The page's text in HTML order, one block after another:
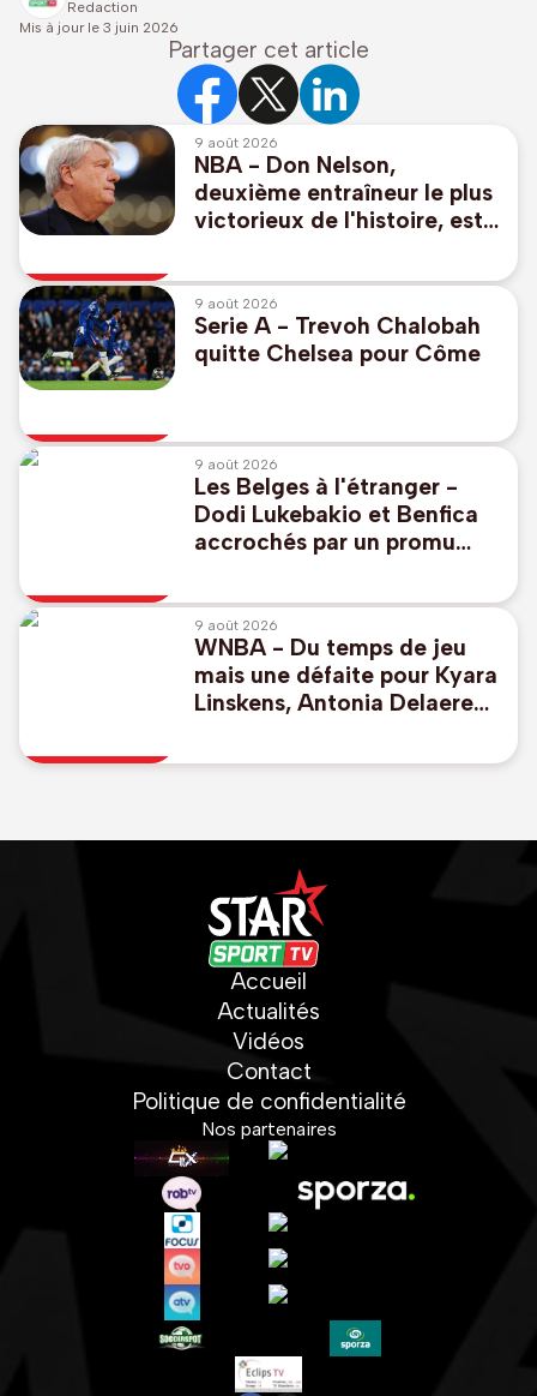
Redaction
Mis à jour le 3 juin 2026
Partager cet article
9 août 2026
NBA - Don Nelson,
deuxième entraîneur le plus
victorieux de l'histoire, est
9 août 2026
Serie A - Trevoh Chalobah
quitte Chelsea pour Côme
9 août 2026
Les Belges à l'étranger -
Dodi Lukebakio et Benfica
accrochés par un promu
championnat
9 août 2026
WNBA - Du temps de jeu
mais une défaite pour Kyara
Linskens, Antonia Delaere
Accueil
Actualités
Vidéos
Contact
Politique de confidentialité
Nos partenaires